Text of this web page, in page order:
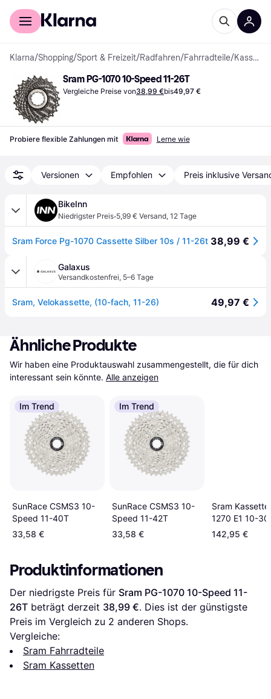
Für Shopper
Klarna/Shopping/Sport & Freizeit/Radfahren/Fahrradteile/ Kassetten
Sram PG-1070 10-Speed 11-26T
Vergleiche Preise von38,99 €bis49,97 €
Probiere flexible Zahlungen mit Lerne wie
Versionen Empfohlen Preis inklusive
BikeInn
Niedrigster Preis·5,99 € Versand, 12 Tage
Sram Force Pg-1070 Cassette Silber 10s / 11-26t 38,99 €
Galaxus
Versandkostenfrei, 5–6 Tage
Sram, Velokassette, (10-fach, 11-26) 49,97 €
Ähnliche Produkte
Wir haben eine Produktauswahl zusammengestellt, die für dich
interessant sein könnte. Alle anzeigen
Im Trend
SunRace CSMS3 10-
Speed 11-40T
33,58 €
Im Trend
SunRace CSMS3 10-
Speed 11-42T
33,58 €
Sram Kassette
1270 E1 10-
Fach Silber
142,95 €
Produktinformationen
Der niedrigste Preis für Sram PG-1070 10-Speed 11-
26T beträgt derzeit 38,99 €. Dies ist der günstigste
Preis im Vergleich zu 2 anderen Shops.
Vergleiche:
Sram Fahrradteile
Sram Kassetten